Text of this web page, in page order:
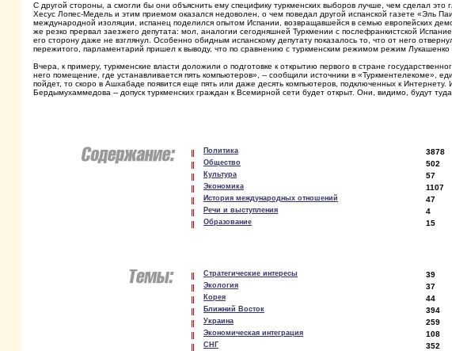
С другой стороны, а смогли бы они объяснить ему специфику туркменских выборов лучше, чем сделал
Хесус Лопес-Медель и этим приемом оказался недоволен, о чем поведал другой испанской газете «Эль
международной изоляции, испанец поделился опытом Испании, возвращавшейся в семью европейских
же резко прервал заезжего депутата: мол, аналогии сегодняшней Туркмении с послефранкистской
его сторону даже не взглянул. Особенно обидным испанскому депутату показалось то, что от него
пережитого, парламентарий пришел к выводу, что по сравнению с туркменским режимом режим Лукашенко
Вчера, к примеру, туркменские власти доложили о подготовке к открытию первого в стране
него помещение, где устанавливается пять компьютеров», -- сообщили источники в «Туркментелекоме»,
пойдет, то скоро в Ашхабаде появится еще пять или даже десять компьютеров, подключенных к
Бердымухаммедова -- допуск туркменских граждан к Всемирной сети будет открыт. Они, видимо, будут
Политика 3878
Общество 502
Культура 57
Экономика 1107
История международных отношений 47
Речи и выступления 4
Образование 15
Стратегические интересы 39
Экология 37
Корея 44
Ближний Восток 394
Украина 259
Экономическая интеграция 108
СНГ 352